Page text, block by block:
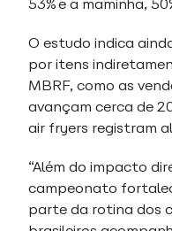
53% e a maminha,
O estudo indica
por itens
MBRF, como as
avançam cerca de
air fryers registram
“Além do impacto
campeonato
parte da rotina dos